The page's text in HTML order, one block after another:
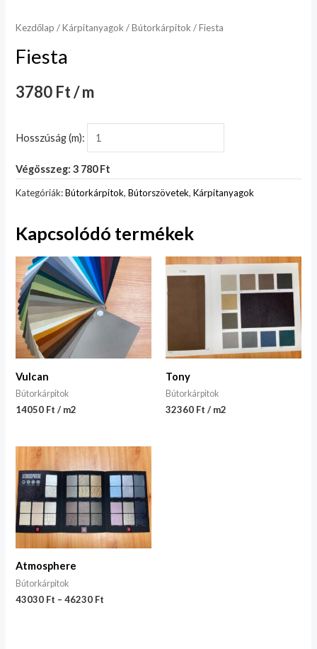
Kezdőlap /Kárpitanyagok /Bútorkárpitok / Fiesta
Fiesta
3780 Ft / m
Hosszúság (m):
Végösszeg: 3 780 Ft
Kategóriák:Bútorkárpitok,Bútorszövetek,Kárpitanyagok
Kapcsolódó termékek
Vulcan
Bútorkárpitok
14050 Ft / m2
Tony
Bútorkárpitok
32360 Ft / m2
Atmosphere
Bútorkárpitok
43030 Ft –46230 Ft